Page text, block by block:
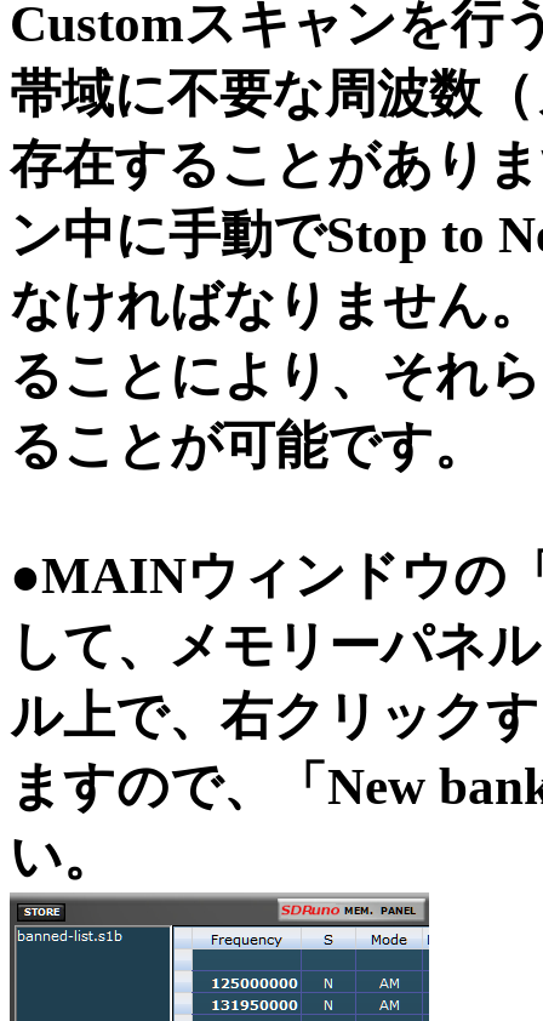
Customスキャンを行
帯域に不要な周波数
存在することがあり
ン中に手動でStop to
なければなりません
ることにより、それ
ることが可能です。
●MAINウィンドウの
して、メモリーパネ
ル上で、右クリック
ますので、「New
い。